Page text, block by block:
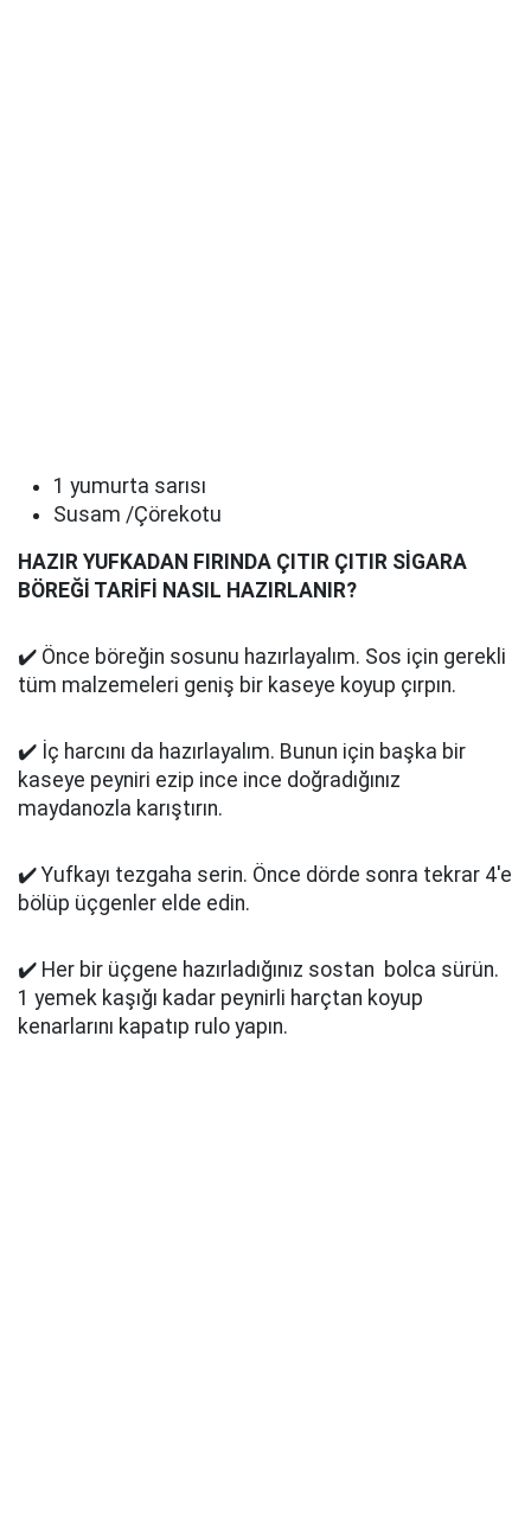
1 yumurta sarısı
Susam /Çörekotu
HAZIR YUFKADAN FIRINDA ÇITIR ÇITIR SİGARA
BÖREĞİ TARİFİ NASIL HAZIRLANIR?
✔️ Önce böreğin sosunu hazırlayalım. Sos için gerekli
tüm malzemeleri geniş bir kaseye koyup çırpın.
✔️ İç harcını da hazırlayalım. Bunun için başka bir
kaseye peyniri ezip ince ince doğradığınız
maydanozla karıştırın.
✔️ Yufkayı tezgaha serin. Önce dörde sonra tekrar 4'e
bölüp üçgenler elde edin.
✔️ Her bir üçgene hazırladığınız sostan bolca sürün.
1 yemek kaşığı kadar peynirli harçtan koyup
kenarlarını kapatıp rulo yapın.